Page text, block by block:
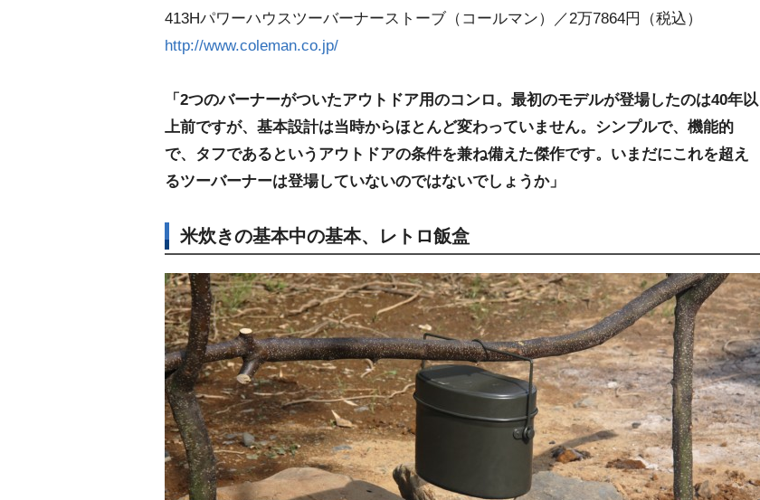
413Hパワーハウスツーバーナーストーブ（コールマン）／2万7864円（税込）
http://www.coleman.co.jp/
「2つのバーナーがついたアウトドア用のコンロ。最初のモデルが登場したのは40年以
上前ですが、基本設計は当時からほとんど変わっていません。シンプルで、機能的
で、タフであるというアウトドアの条件を兼ね備えた傑作です。いまだにこれを超え
るツーバーナーは登場していないのではないでしょうか」
米炊きの基本中の基本、レトロ飯盒